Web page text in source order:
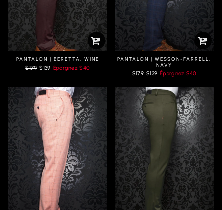
PANTALON | BERETTA, WINE
Prix
$179 Prix
$139 Épargnez$40
PANTALON | WESSON-FARRELL,
NAVY
Prix
$179 Prix
$139 Épargnez $40